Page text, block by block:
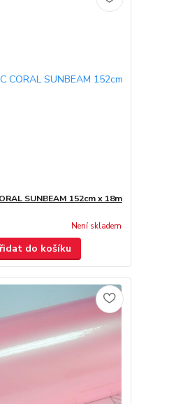
SUNBEAM 152cm x 18m
Není skladem
do košíku